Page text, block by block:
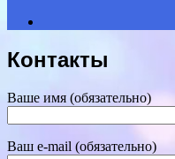
Контакты
Ваше имя (обязательно)
Ваш e-mail (обязательно)